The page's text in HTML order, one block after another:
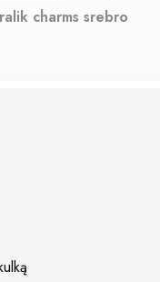
charms srebro